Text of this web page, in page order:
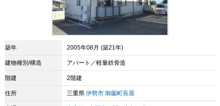
築年 2005年08月 (築21年)
建物種別/構造 アパート／軽量鉄骨造
階建 2階建
住所 三重県 伊勢市 御薗町長屋